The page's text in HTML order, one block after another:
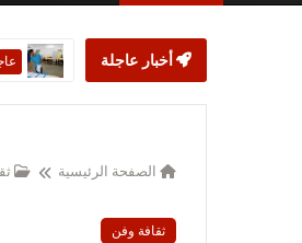
أخبار عاجلة
الصفحة الرئيسية
ثقافة وفن